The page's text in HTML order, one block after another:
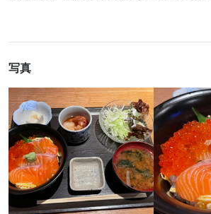
写真
ライベートと両立しながら、楽しく働けます。
身に付くスキル
包丁さばき 飾り包丁 寿司技術 盛り付け技術 日本
リキュール・スピリッツの知識
魚の知識 野菜の知識
応募資格
ライベートと両立しながら、楽しく働けます。
身に付くスキル
包丁さばき 飾り包丁 寿司技術 盛り付け技術 日本
リキュール・スピリッツの知識
魚の知識 野菜の知識
応募資格
日曜定休＆年末年始やGWもお休みあり。
迎です。プライベートと両立しながら、長
身に付くスキル
日本酒の知識 魚の知識 サービスマナー
応募資格
必須スキル・経験